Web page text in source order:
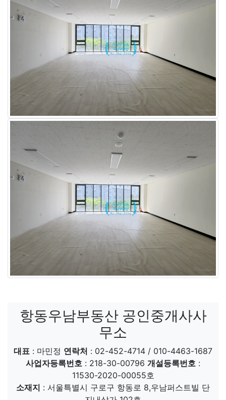
항동우남부동산 공인중개사사
무소
대표 : 마민정 연락처 : 02-452-4714 / 010-4463-1687
사업자등록번호 : 218-30-00796 개설등록번호 :
11530-2020-00055호
소재지 : 서울특별시 구로구 항동로 8,우남퍼스트빌 단